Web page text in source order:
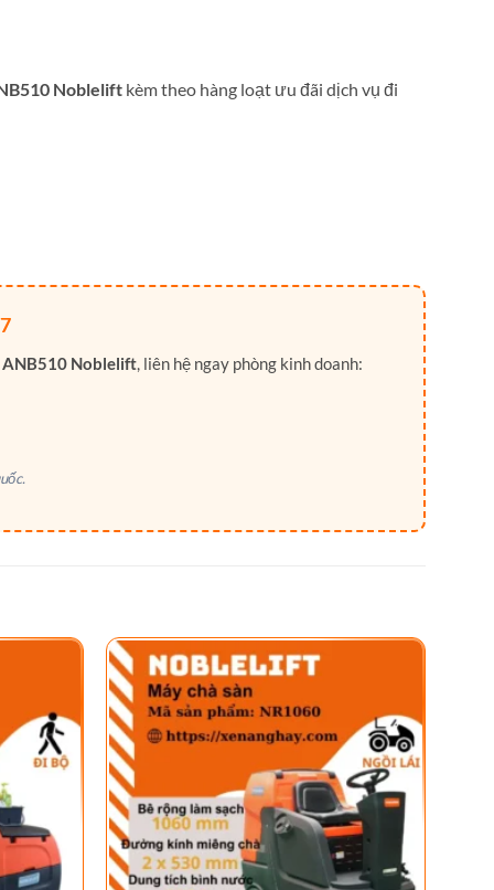
Noblelift kèm theo hàng loạt ưu đãi dịch vụ đi
ANB510 Noblelift, liên hệ ngay phòng kinh doanh: